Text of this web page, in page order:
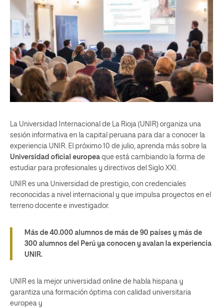
La Universidad Internacional de La Rioja (UNIR) organiza una
sesión informativa en la capital peruana para dar a conocer la
experiencia UNIR. El próximo 10 de julio, aprenda más sobre la
Universidad oficial europea que está cambiando la forma de
estudiar para profesionales y directivos del Siglo XXI.
UNIR es una Universidad de prestigio, con credenciales
reconocidas a nivel internacional y que impulsa proyectos en el
terreno docente e investigador.
Más de 40.000 alumnos de más de 90 países y más de
300 alumnos del Perú ya conocen y avalan la experiencia
UNIR.
UNIR es la mejor universidad online de habla hispana y
garantiza una formación óptima con calidad universitaria
europea y